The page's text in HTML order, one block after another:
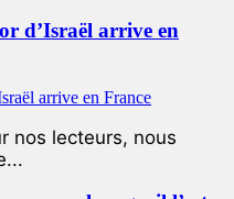
d’Israël arrive en
nos lecteurs, nous